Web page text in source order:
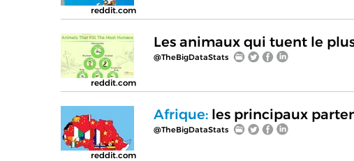
reddit.com
reddit.com
Les animaux qui tuent le
@TheBigDataStats
reddit.com
Afrique:les principaux
@TheBigDataStats